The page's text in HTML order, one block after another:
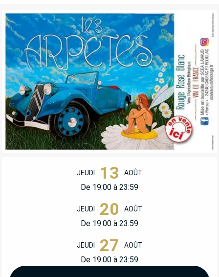
OUVERTURE ET COORDONNÉES
JEUDI 13 AOÛT
De 19:00 à 23:59
JEUDI 20 AOÛT
De 19:00 à 23:59
JEUDI 27 AOÛT
De 19:00 à 23:59